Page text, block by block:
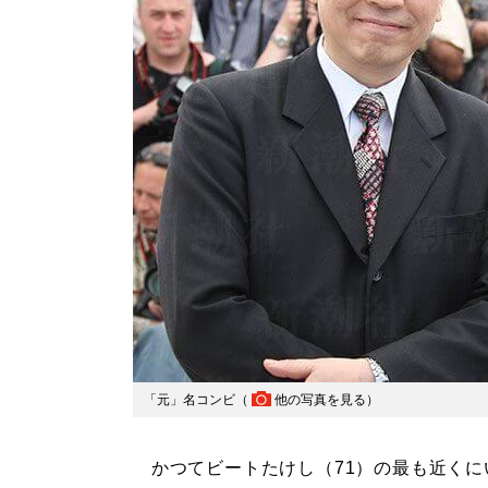
「元」名コンビ（ 他の写真を見る ）
かつてビートたけし（71）の最も近くに